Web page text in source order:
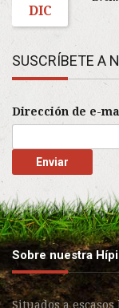
DIC
SUSCRÍBETE A
Dirección de e-
Sobre nuestra
Situados a